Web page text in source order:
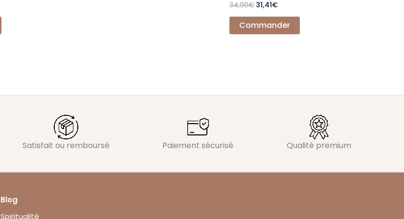
34,90€ 31,41€
Commander
Satisfait ou remboursé Paiement sécurisé Qualité premium
Blog
Spiritualité